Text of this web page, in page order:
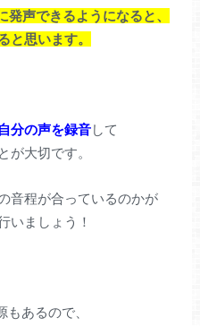
声できるようになると、
と思います。
自分の声を録音して
が大切です。
音程が合っているのかが
いましょう！
あるので、